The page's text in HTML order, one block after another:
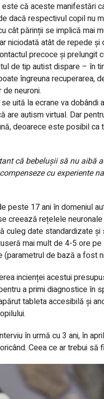
că aceste manifestări
dacă respectivul copil nu
cât părinții se implică mai
niciodată atât de repede
precoce și prelungit
de tip autist dispare – în
îngreuna recuperarea,
neuroni.
uită la ecrane va
are autism virtual. Dar
deoarece este posibil
că bebelușii să nu aibă
cu experiente
peste 17 ani în domeniul
creează rețelele
culeg date standardizate
mai mult de 4-5 ore
(parametrul de bază a fost
incienței acestui
a primi diagnostice în
tableta accesibilă și
în urmă cu 3 ani, în
Ceea ce ar trebui să